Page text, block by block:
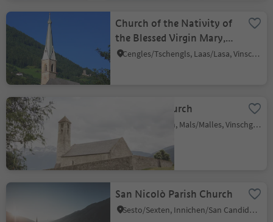
Church of the Nativity of
the Blessed Virgin Mary,
Cengles/Tschengls
Cengles/Tschengls, Laas/Lasa, Vinschgau/Val Venosta
St. Veit´s Church
Tarces/Tartsch, Mals/Malles, Vinschgau/Val Venosta
San Nicolò Parish Church
Sesto/Sexten, Innichen/San Candido, Dolomites Region 3 Zinnen